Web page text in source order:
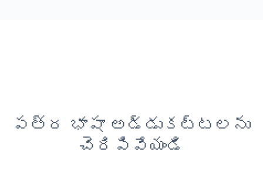
పత్ర భాషా అడ్డుకట్టలను
చెరిపివేయండి